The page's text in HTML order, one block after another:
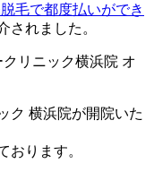
毛で都度払いができ
されました。
クリニック横浜院 オ
ク 横浜院が開院いた
おります。